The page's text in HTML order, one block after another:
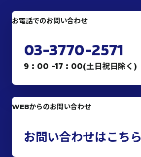
お電話でのお問い合わせ
03-3770-2571
9 : 00 -17 : 00(土日祝日除く)
WEBからのお問い合わせ
お問い合わせはこちら